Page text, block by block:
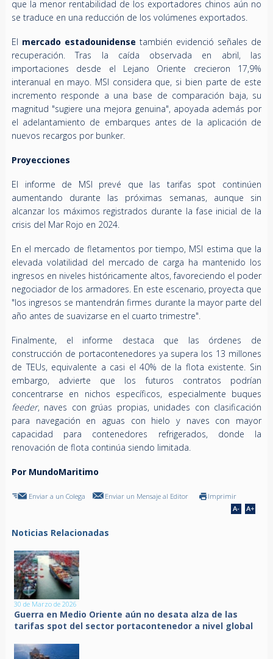
que la menor rentabilidad de los exportadores chinos aún no
se traduce en una reducción de los volúmenes exportados.
El mercado estadounidense también evidenció señales de
recuperación. Tras la caída observada en abril, las
importaciones desde el Lejano Oriente crecieron 17,9%
interanual en mayo. MSI considera que, si bien parte de este
incremento responde a una base de comparación baja, su
magnitud "sugiere una mejora genuina", apoyada además por
el adelantamiento de embarques antes de la aplicación de
nuevos recargos por bunker.
Proyecciones
El informe de MSI prevé que las tarifas spot continúen
aumentando durante las próximas semanas, aunque sin
alcanzar los máximos registrados durante la fase inicial de la
crisis del Mar Rojo en 2024.
En el mercado de fletamentos por tiempo, MSI estima que la
elevada volatilidad del mercado de carga ha mantenido los
ingresos en niveles históricamente altos, favoreciendo el poder
negociador de los armadores. En este escenario, proyecta que
"los ingresos se mantendrán firmes durante la mayor parte del
año antes de suavizarse en el cuarto trimestre".
Finalmente, el informe destaca que las órdenes de
construcción de portacontenedores ya supera los 13 millones
de TEUs, equivalente a casi el 40% de la flota existente. Sin
embargo, advierte que los futuros contratos podrían
concentrarse en nichos específicos, especialmente buques
feeder, naves con grúas propias, unidades con clasificación
para navegación en aguas con hielo y naves con mayor
capacidad para contenedores refrigerados, donde la
renovación de flota continúa siendo limitada.
Por MundoMaritimo
Enviar a un Colega Enviar un Mensaje al Editor Imprimir
Noticias Relacionadas
30 de Marzo de 2026
Guerra en Medio Oriente aún no desata alza de las
tarifas spot del sector portacontenedor a nivel global